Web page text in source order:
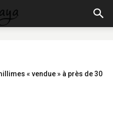
« vendue » à près de 30